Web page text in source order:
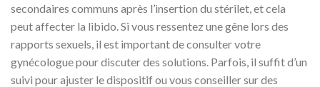
secondaires communs après l’insertion du stérilet, et cela
peut affecter la libido. Si vous ressentez une gêne lors des
rapports sexuels, il est important de consulter votre
gynécologue pour discuter des solutions. Parfois, il suffit d’un
suivi pour ajuster le dispositif ou vous conseiller sur des